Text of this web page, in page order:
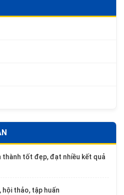
thành tốt đẹp, đạt nhiều kết quả
hội thảo, tập huấn